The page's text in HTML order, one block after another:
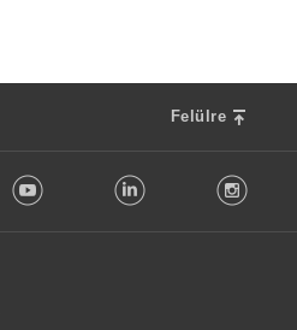
Felülre
Youtube LinkedIn